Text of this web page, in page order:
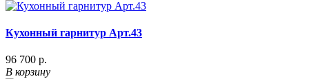
Кухонный гарнитур Арт.43
96 700 р.
В корзину